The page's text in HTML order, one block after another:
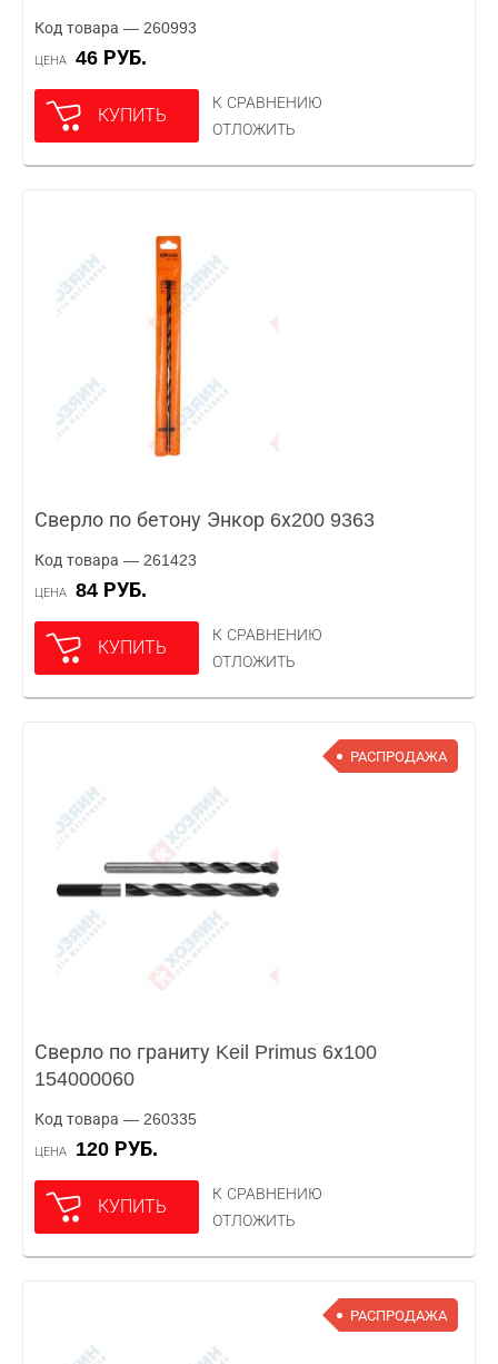
Код товара — 260993
ЦЕНА 46 РУБ.
КУПИТЬ
К СРАВНЕНИЮ
ОТЛОЖИТЬ
Сверло по бетону Энкор 6х200 9363
Код товара — 261423
ЦЕНА 84 РУБ.
КУПИТЬ
К СРАВНЕНИЮ
ОТЛОЖИТЬ
РАСПРОДАЖА
Сверло по граниту Keil Primus 6х100
154000060
Код товара — 260335
ЦЕНА 120 РУБ.
КУПИТЬ
К СРАВНЕНИЮ
ОТЛОЖИТЬ
РАСПРОДАЖА